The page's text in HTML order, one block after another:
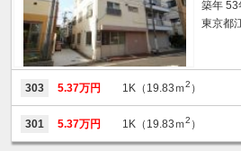
築年 53
東京都
303 5.37万円 1K（19.83ｍ2 ）
301 5.37万円 1K（19.83ｍ2 ）